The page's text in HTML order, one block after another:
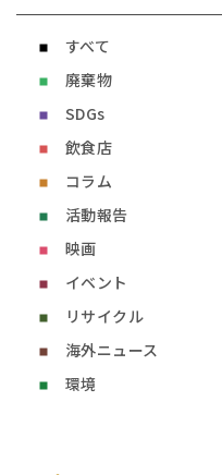
すべて
廃棄物
SDGs
飲食店
コラム
活動報告
映画
イベント
リサイクル
海外ニュース
環境